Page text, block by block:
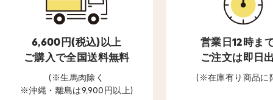
6,600円(税込)以上
ご購入で全国送料無料
(※生馬肉除く
※沖縄・離島は9,900円以上)
営業日12時ま
ご注文は即日
(※在庫有り商品に